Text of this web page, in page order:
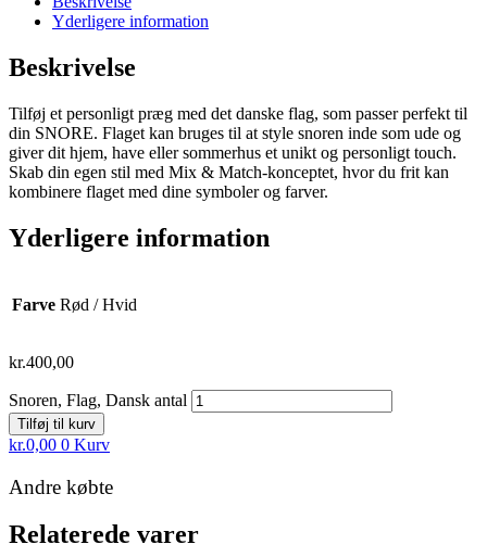
Yderligere information
Beskrivelse
Tilføj et personligt præg med det danske flag, som passer perfekt til
din SNORE. Flaget kan bruges til at style snoren inde som ude og
giver dit hjem, have eller sommerhus et unikt og personligt touch.
Skab din egen stil med Mix & Match-konceptet, hvor du frit kan
kombinere flaget med dine symboler og farver.
Yderligere information
Farve Rød / Hvid
kr.400,00
Snoren, Flag, Dansk antal
Tilføj til kurv
kr.0,00 0 Kurv
Andre købte
Relaterede varer